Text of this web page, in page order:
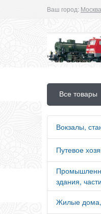
Ваш город: Москва
Все товары
Вокзалы,
Путевое
здания,
Жилые